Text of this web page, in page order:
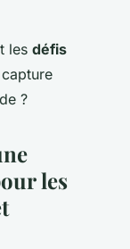
les défis
?
les